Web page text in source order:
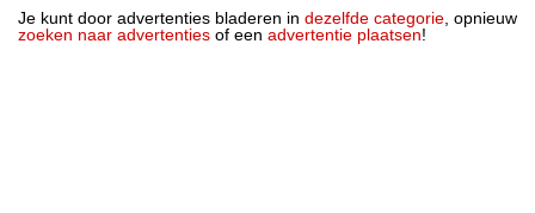
Je kunt door advertenties bladeren in dezelfde categorie , opnieuw
zoeken naar advertenties of een advertentie plaatsen!